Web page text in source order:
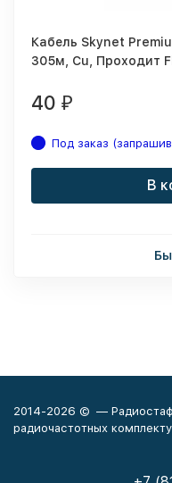
Кабель Skynet
305м, Cu, Проходит
40 ₽
Под заказ
В
2014-2026 © —
радиочастотных